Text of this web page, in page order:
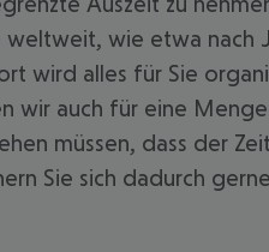
weltweit, wie etwa nach
wird alles für Sie
wir auch für eine
müssen, dass der
Sie sich dadurch